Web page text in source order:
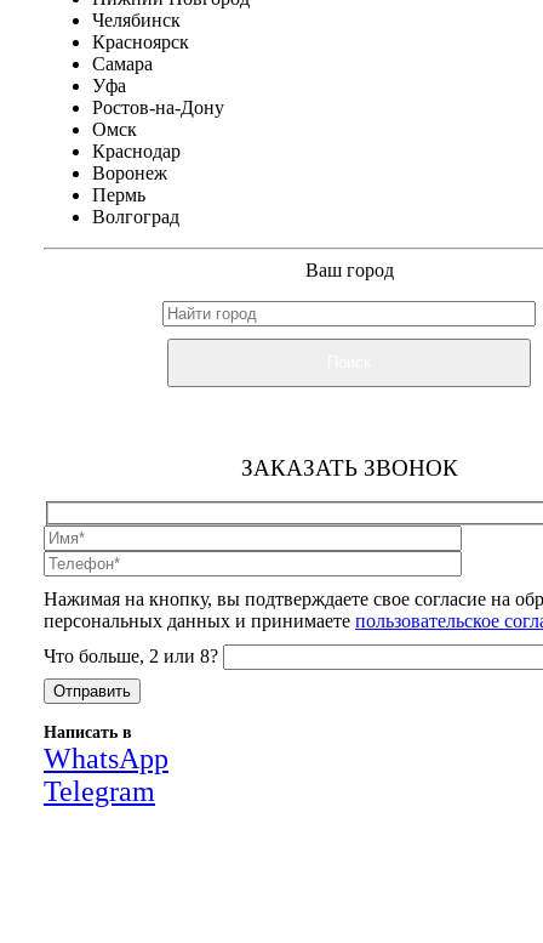
Челябинск
Красноярск
Самара
Уфа
Ростов-на-Дону
Омск
Краснодар
Воронеж
Пермь
Волгоград
Ваш город
ЗАКАЗАТЬ ЗВОНОК
Нажимая на кнопку, вы подтверждаете свое согласие на
персональных данных и принимаете пользовательское
Что больше, 2 или 8?
Написать в
WhatsApp
Telegram